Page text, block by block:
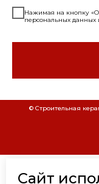
Нажимая на кнопку
персональных данных
СКАЧАТЬ
Наименование
Вид деятельности
СКАЧАТЬ
Наименование
© Строительная
Сайт